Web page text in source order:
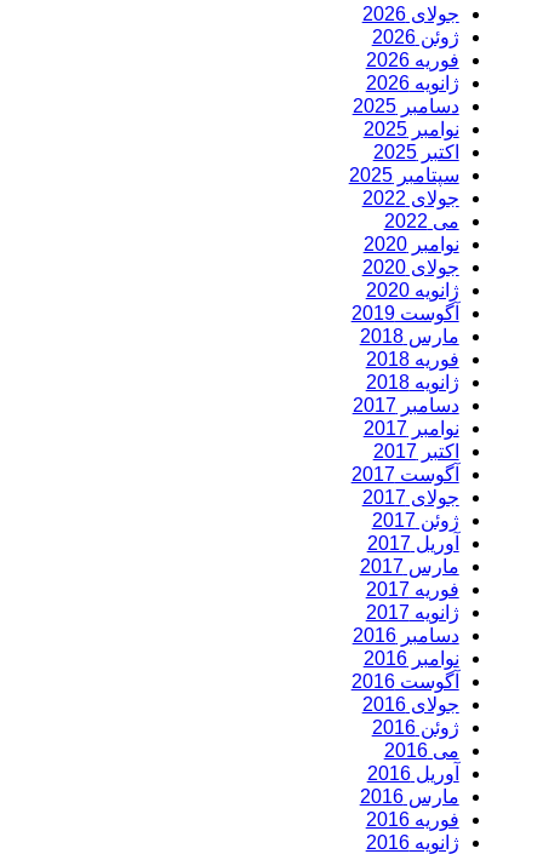
جولای 2026
ژوئن 2026
فوریه 2026
ژانویه 2026
دسامبر 2025
نوامبر 2025
اکتبر 2025
سپتامبر 2025
جولای 2022
می 2022
نوامبر 2020
جولای 2020
ژانویه 2020
آگوست 2019
مارس 2018
فوریه 2018
ژانویه 2018
دسامبر 2017
نوامبر 2017
اکتبر 2017
آگوست 2017
جولای 2017
ژوئن 2017
آوریل 2017
مارس 2017
فوریه 2017
ژانویه 2017
دسامبر 2016
نوامبر 2016
آگوست 2016
جولای 2016
ژوئن 2016
می 2016
آوریل 2016
مارس 2016
فوریه 2016
ژانویه 2016